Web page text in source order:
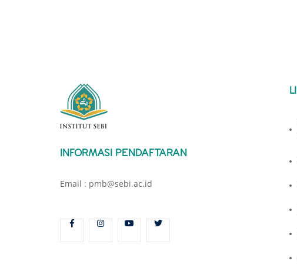
INFORMASI PENDAFTARAN
Email : pmb@sebi.ac.id